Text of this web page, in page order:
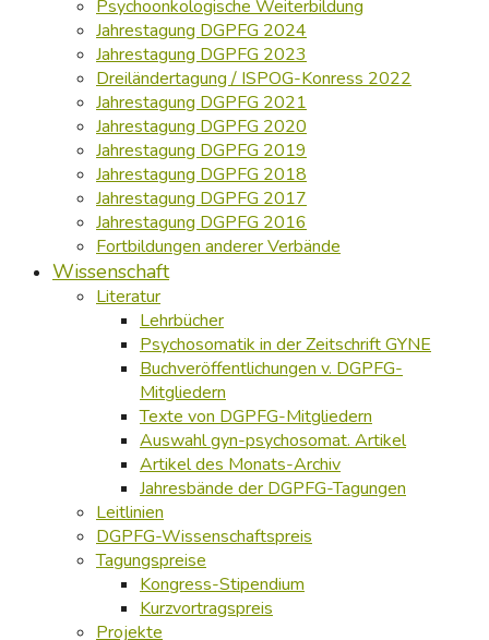
Psychoonkologische Weiterbildung
Jahrestagung DGPFG 2024
Jahrestagung DGPFG 2023
Dreiländertagung / ISPOG-Konress 2022
Jahrestagung DGPFG 2021
Jahrestagung DGPFG 2020
Jahrestagung DGPFG 2019
Jahrestagung DGPFG 2018
Jahrestagung DGPFG 2017
Jahrestagung DGPFG 2016
Fortbildungen anderer Verbände
Wissenschaft
Literatur
Lehrbücher
Psychosomatik in der Zeitschrift GYNE
Buchveröffentlichungen v. DGPFG-
Mitgliedern
Texte von DGPFG-Mitgliedern
Auswahl gyn-psychosomat. Artikel
Artikel des Monats-Archiv
Jahresbände der DGPFG-Tagungen
Leitlinien
DGPFG-Wissenschaftspreis
Tagungspreise
Kongress-Stipendium
Kurzvortragspreis
Projekte